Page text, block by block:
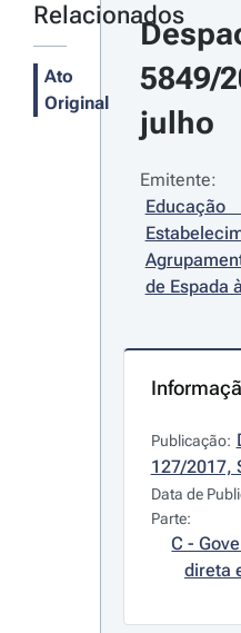
Relacionados
Ato
Original
5849/
julho
Emitente:
de Espada
Publicação:
127/2017,
Data de
Parte:
C -
direta